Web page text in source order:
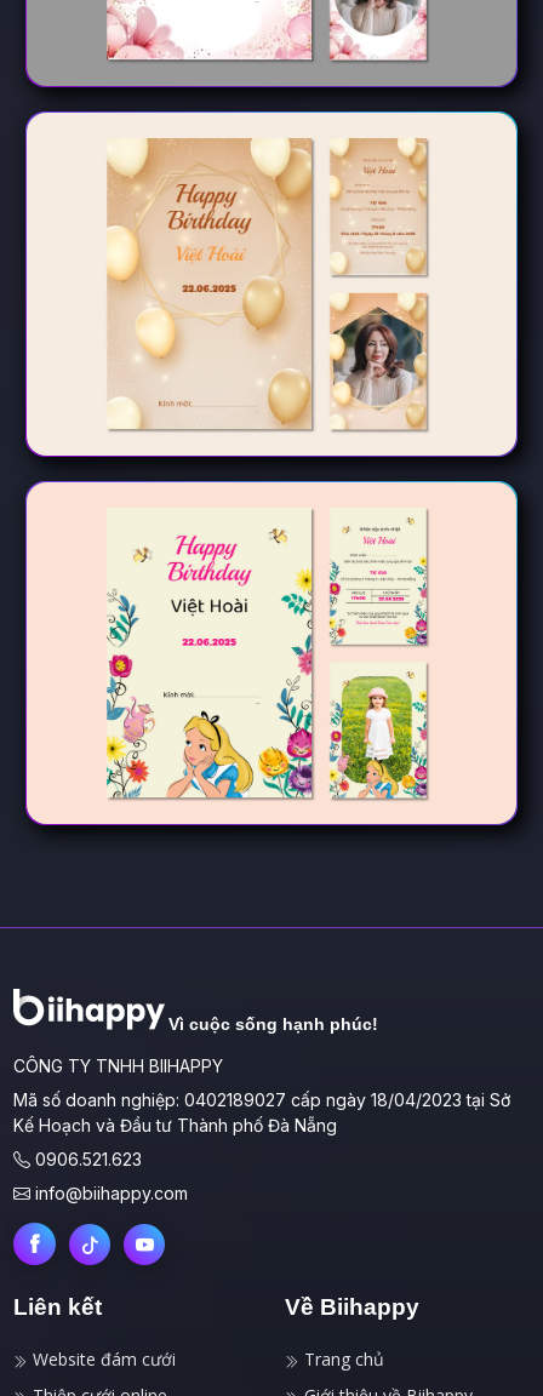
Vì cuộc sống hạnh phúc!
CÔNG TY TNHH BIIHAPPY
Mã số doanh nghiệp: 0402189027 cấp ngày 18/04/2023 tại Sở
Kế Hoạch và Đầu tư Thành phố Đà Nẵng
0906.521.623
info@biihappy.com
Liên kết
Website đám cưới
Về Biihappy
Trang chủ